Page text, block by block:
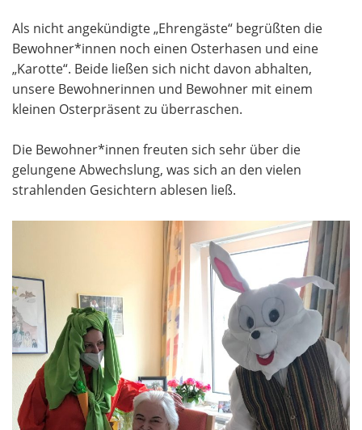
Als nicht angekündigte „Ehrengäste“ begrüßten die
Bewohner*innen noch einen Osterhasen und eine
„Karotte“. Beide ließen sich nicht davon abhalten,
unsere Bewohnerinnen und Bewohner mit einem
kleinen Osterpräsent zu überraschen.
Die Bewohner*innen freuten sich sehr über die
gelungene Abwechslung, was sich an den vielen
strahlenden Gesichtern ablesen ließ.